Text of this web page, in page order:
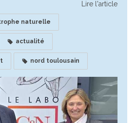
Lire l'article
naturelle
actualité
nord toulousain